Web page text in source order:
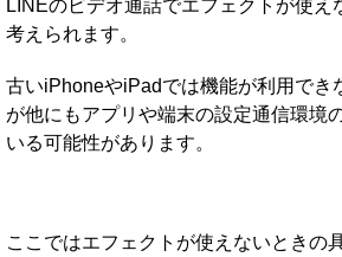
LINEのビデオ通話でエフェクトが使え
考えられます。
古いiPhoneやiPadでは機能が利用でき
が他にもアプリや端末の設定通信環境
いる可能性があります。
ここではエフェクトが使えないときの